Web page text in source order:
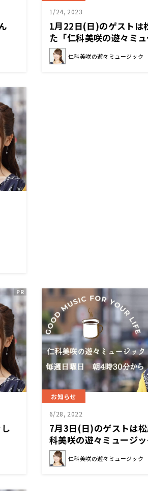
1/24, 2023
1月22日(日)のゲストは
た「仁科美咲の遊々ミュ
仁科美咲の遊々ミュージック
お知らせ
6/28, 2022
7月3日(日)のゲストは
科美咲の遊々ミュージッ
仁科美咲の遊々ミュージック